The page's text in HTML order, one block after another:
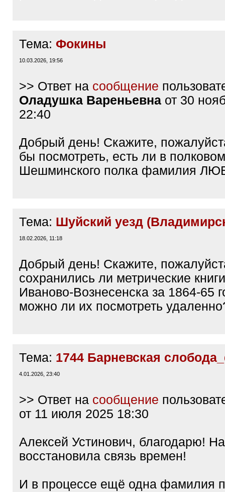
Тема: Фокины
10.03.2026, 19:56
>> Ответ на сообщение
Оладушка Вареньевна от 30
22:40
Добрый день! Скажите,
бы посмотреть, есть ли в
Шешминского полка фамилия
Тема: Шуйский уезд
18.02.2026, 11:18
Добрый день! Скажите,
сохранились ли метрические
Иваново-Вознесенска за 1864-65
можно ли их посмотреть
Тема: 1744 Барневская
4.01.2026, 23:40
>> Ответ на сообщение
от 11 июля 2025 18:30
Алексей Устинович, благодарю!
восстановила связь времен!
И в процессе ещё одна фамилия